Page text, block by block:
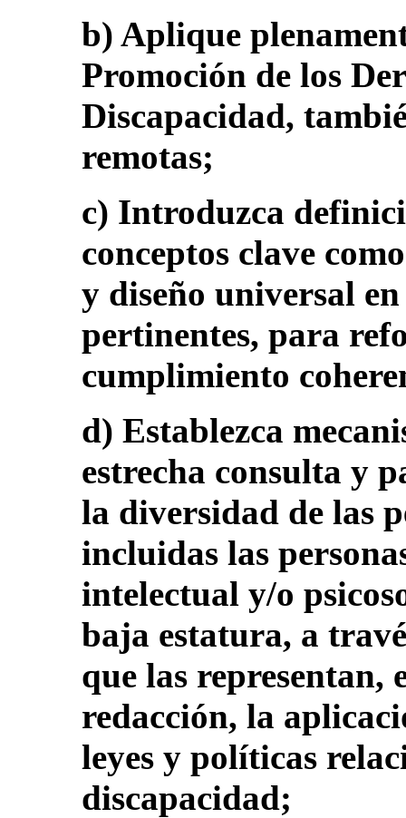
b) Aplique
Promoción de los
Discapacidad,
remotas;
c) Introduzca
conceptos clave
y diseño universal
pertinentes, para
cumplimiento
d) Establezca
estrecha consulta y
la diversidad de las
incluidas las
intelectual y/o
baja estatura, a
que las representan,
redacción, la
leyes y políticas
discapacidad;